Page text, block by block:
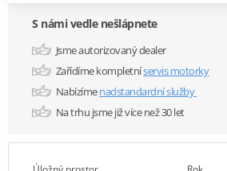
S námi vedle nešlápnete
Jsme autorizovaný dealer
Zařídíme kompletníservis motorky
Nabízímenadstandardní služby
Na trhu jsme již více než 30 let